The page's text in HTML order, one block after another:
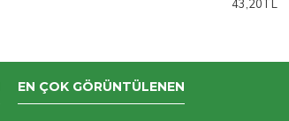
43,20TL
EN ÇOK GÖRÜNTÜLENEN